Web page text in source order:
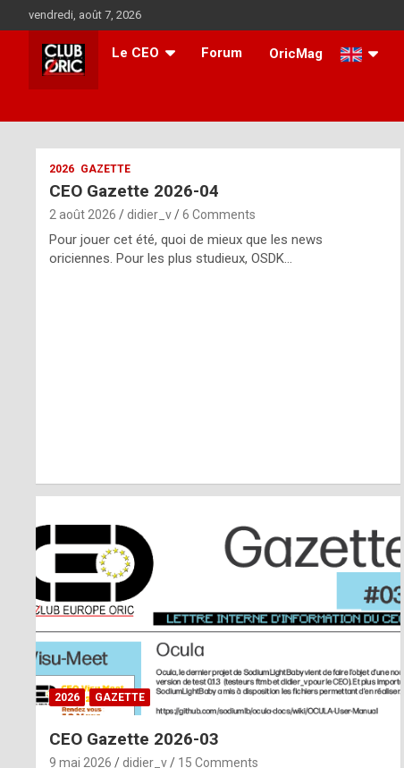
to
content
vendredi, août 7, 2026
Le CEO Forum OricMag
ff
2026 GAZETTE
CEO Gazette 2026-04
2 août 2026 didier_v 6 Comments
Pour jouer cet été, quoi de mieux que les news
oriciennes. Pour les plus studieux, OSDK…
2026 GAZETTE
CEO Gazette 2026-03
9 mai 2026 didier_v 15 Comments